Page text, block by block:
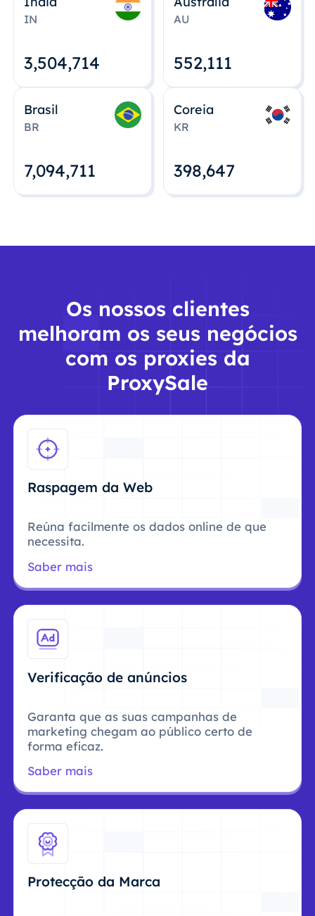
IN
3,504,715
AU
552,112
Brasil
BR
7,094,712
Coreia
KR
398,648
Os nossos clientes
melhoram os seus negócios
com os proxies da
ProxySale
Raspagem da Web
Reúna facilmente os dados online de que
necessita.
Saber mais
Verificação de anúncios
Garanta que as suas campanhas de
marketing chegam ao público certo de
forma eficaz.
Saber mais
Protecção da Marca